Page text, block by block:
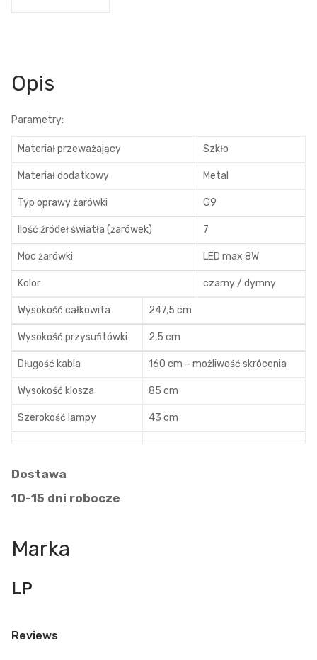
Opis
Parametry:
Materiał przeważający Szkło
Materiał dodatkowy Metal
Typ oprawy żarówki G9
Ilość źródeł światła (żarówek) 7
Moc żarówki LED max 8W
Kolor czarny / dymny
Wysokość całkowita 247,5 cm
Wysokość przysufitówki 2,5 cm
Długość kabla 160 cm – możliwość skrócenia
Wysokość klosza 85 cm
Szerokość lampy 43 cm
Dostawa
10-15 dni robocze
Marka
LP
Reviews